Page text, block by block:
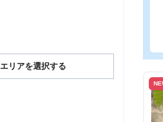
エリアを選択する